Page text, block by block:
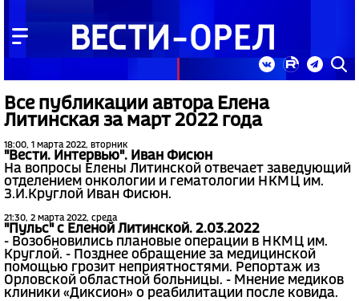
Все публикации автора Елена
Литинская за март 2022 года
18:00, 1 марта 2022, вторник
"Вести. Интервью". Иван Фисюн
На вопросы Елены Литинской отвечает заведующий
отделением онкологии и гематологии НКМЦ им.
З.И.Круглой Иван Фисюн.
21:30, 2 марта 2022, среда
"Пульс" с Еленой Литинской. 2.03.2022
- Возобновились плановые операции в НКМЦ им.
Круглой. - Позднее обращение за медицинской
помощью грозит неприятностями. Репортаж из
Орловской областной больницы. - Мнение медиков
клиники «Диксион» о реабилитации после ковида.